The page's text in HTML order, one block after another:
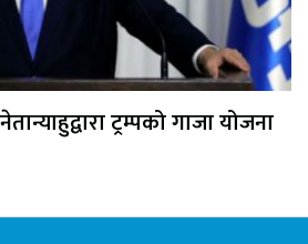
ट्रम्पको गाजा योजना